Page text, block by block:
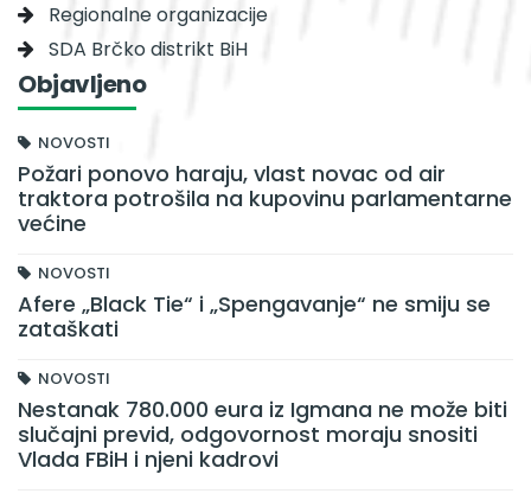
Regionalne organizacije
SDA Brčko distrikt BiH
Objavljeno
NOVOSTI
Požari ponovo haraju, vlast novac od air
traktora potrošila na kupovinu parlamentarne
većine
NOVOSTI
Afere „Black Tie“ i „Spengavanje“ ne smiju se
zataškati
NOVOSTI
Nestanak 780.000 eura iz Igmana ne može biti
slučajni previd, odgovornost moraju snositi
Vlada FBiH i njeni kadrovi